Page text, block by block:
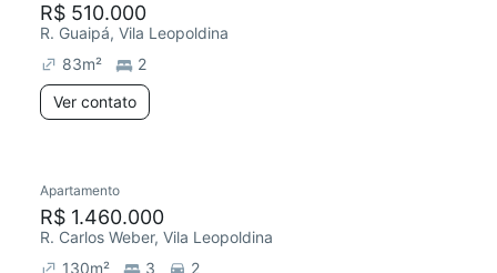
R$ 510.000
R. Guaipá, Vila Leopoldina
83m²
2
Ver contato
Apartamento
R$ 1.460.000
R. Carlos Weber, Vila Leopoldina
130m² 3 2